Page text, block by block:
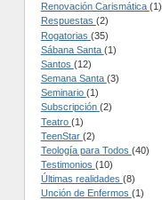
Renovación Carismática (1)
Respuestas (2)
Rogatorias (35)
Sábana Santa (1)
Santos (12)
Semana Santa (3)
Seminario (1)
Subscripción (2)
Teatro (1)
TeenStar (2)
Teología para Todos (40)
Testimonios (10)
Últimas realidades (8)
Unción de Enfermos (1)